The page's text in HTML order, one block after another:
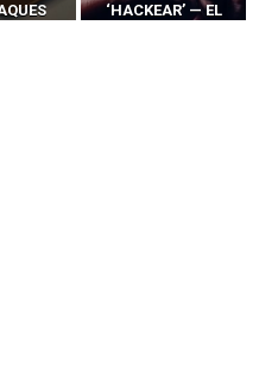
‘HACKEAR’ — EL